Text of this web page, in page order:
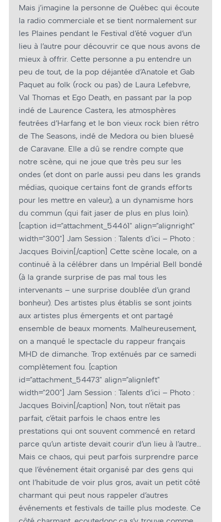
Mais j’imagine la personne de Québec qui écoute
la radio commerciale et se tient normalement sur
les Plaines pendant le Festival d’été voguer d’un
lieu à l’autre pour découvrir ce que nous avons de
mieux à offrir. Cette personne a pu entendre un
peu de tout, de la pop déjantée d’Anatole et Gab
Paquet au folk (rock ou pas) de Laura Lefebvre,
Val Thomas et Ego Death, en passant par la pop
indé de Laurence Castera, les atmosphères
feutrées d’Harfang et le bon vieux rock bien rétro
de The Seasons, indé de Medora ou bien bluesé
de Caravane. Elle a dû se rendre compte que
notre scène, qui ne joue que très peu sur les
ondes (et dont on parle aussi peu dans les grands
médias, quoique certains font de grands efforts
pour les mettre en valeur), a un dynamisme hors
du commun (qui fait jaser de plus en plus loin).
[caption id="attachment_54461" align="alignright"
width="300"] Jam Session : Talents d’ici – Photo :
Jacques Boivin[/caption] Cette scène locale, on a
continué à la célébrer dans un Impérial Bell bondé
(à la grande surprise de pas mal tous les
intervenants – une surprise doublée d’un grand
bonheur). Des artistes plus établis se sont joints
aux artistes plus émergents et ont partagé
ensemble de beaux moments. Malheureusement,
on a manqué le spectacle du rappeur français
MHD de dimanche. Trop exténués par ce samedi
complètement fou. [caption
id="attachment_54473" align="alignleft"
width="200"] Jam Session : Talents d’ici – Photo :
Jacques Boivin[/caption] Non, tout n’était pas
parfait, c’était parfois le chaos entre les
prestations qui ont souvent commencé en retard
parce qu’un artiste devait courir d’un lieu à l’autre…
Mais ce chaos, qui peut parfois surprendre parce
que l’événement était organisé par des gens qui
ont l’habitude de voir plus gros, avait un petit côté
charmant qui peut nous rappeler d’autres
événements et festivals de taille plus modeste. Ce